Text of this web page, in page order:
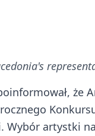
że
Wybór artystki